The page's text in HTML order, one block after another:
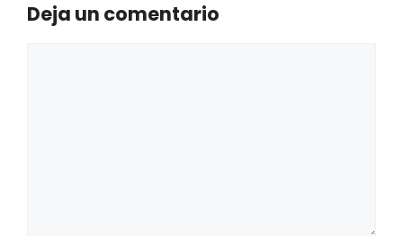
Deja un comentario